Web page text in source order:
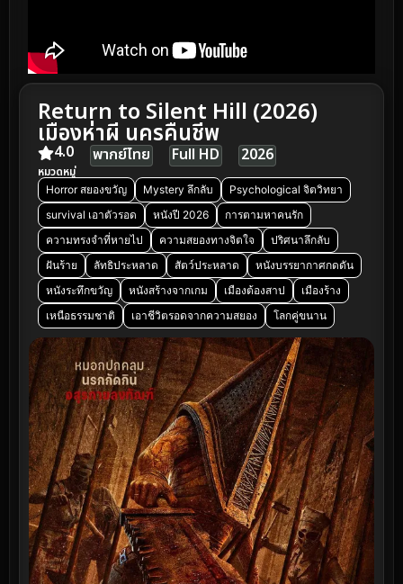
Return to Silent Hill (2026)
เมืองห่าผี นครคืนชีพ
4.0 พากย์ไทย Full HD 2026
หมวดหมู่
Horror สยองขวัญ Mystery ลึกลับ
Psychological จิตวิทยา
survival เอาตัวรอด
หนังปี 2026
การตามหาคนรัก
ความทรงจำที่หายไป
ความสยองทางจิตใจ
ปริศนาลึกลับ
ฝันร้าย
ลัทธิประหลาด สัตว์ประหลาด
หนังบรรยากาศกดดัน
หนังระทึกขวัญ
หนังสร้างจากเกม เมืองต้องสาป
เมืองร้าง
เหนือธรรมชาติ
เอาชีวิตรอดจากความสยอง โลกคู่ขนาน